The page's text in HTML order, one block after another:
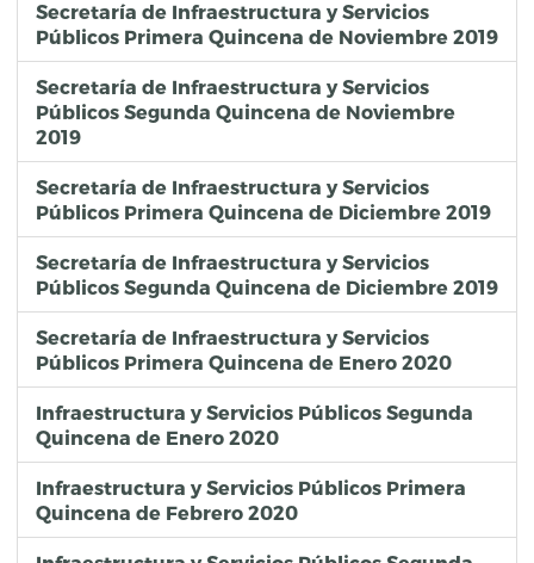
Secretaría de Infraestructura y Servicios
Públicos Primera Quincena de Noviembre 2019
Secretaría de Infraestructura y Servicios
Públicos Segunda Quincena de Noviembre
2019
Secretaría de Infraestructura y Servicios
Públicos Primera Quincena de Diciembre 2019
Secretaría de Infraestructura y Servicios
Públicos Segunda Quincena de Diciembre 2019
Secretaría de Infraestructura y Servicios
Públicos Primera Quincena de Enero 2020
Infraestructura y Servicios Públicos Segunda
Quincena de Enero 2020
Infraestructura y Servicios Públicos Primera
Quincena de Febrero 2020